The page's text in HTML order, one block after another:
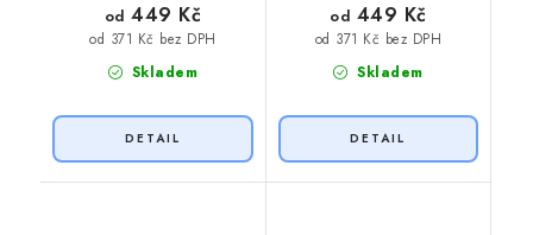
Skladem
od 371 Kč bez DPH
od 449 Kč
Skladem
od 371 Kč bez DPH
od 449 Kč